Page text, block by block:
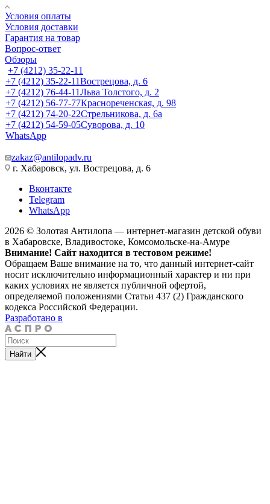
Условия оплаты
Условия доставки
Гарантия на товар
Вопрос-ответ
Обзоры
+7 (4212) 35-22-11
+7 (4212) 35-22-11Вострецова, д. 6
+7 (4212) 76-44-11Льва Толстого, д. 2
+7 (4212) 56-77-77Краснореченская, д. 98
+7 (4212) 74-20-22Стрельникова, д. 6а
+7 (4212) 54-59-05Суворова, д. 10
WhatsApp
zakaz@antilopadv.ru
г. Хабаровск, ул. Вострецова, д. 6
Вконтакте
Telegram
WhatsApp
2026 © Золотая Антилопа — интернет-магазин детской обуви
в Хабаровске, Владивостоке, Комсомольске-на-Амуре
Внимание! Сайт находится в тестовом режиме!
Обращаем Ваше внимание на то, что данный интернет-сайт
носит исключительно информационный характер и ни при
каких условиях не является публичной офертой,
определяемой положениями Статьи 437 (2) Гражданского
кодекса Российской Федерации.
Разработано в
Найти